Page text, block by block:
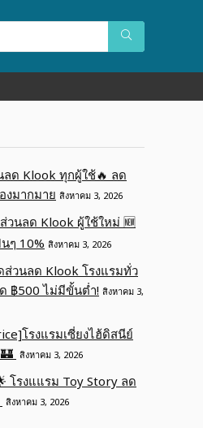
ด Klook ทุกผู้ใช้🔥 ลด
งมากมาย สิงหาคม 3, 2026
วนลด Klook ผู้ใช้ใหม่ 🆕
ๆ 10% สิงหาคม 3, 2026
วนลด Klook โรงแรมทั่ว
฿500 ไม่มีขั้นต่ำ! สิงหาคม 3,
โรงแรมเซี่ยงไฮ้ดิสนีย์
สิงหาคม 3, 2026
โรงแแรม Toy Story ลด
สิงหาคม 3, 2026